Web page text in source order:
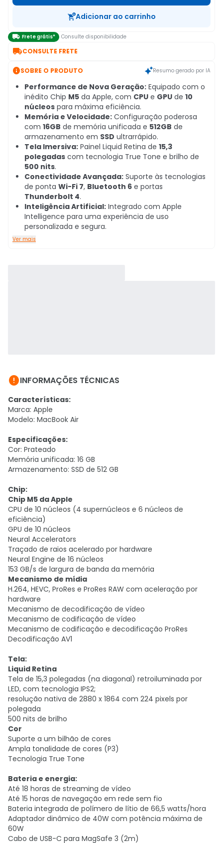
Adicionar ao carrinho
 Frete grátis* Consulte disponibilidade
CONSULTE FRETE
SOBRE O PRODUTO Resumo gerado por IA
Performance de Nova Geração: Equipado com o
inédito Chip M5 da Apple, com CPU e GPU de 10
núcleos para máxima eficiência.
Memória e Velocidade: Configuração poderosa
com 16GB de memória unificada e 512GB de
armazenamento em SSD ultrarrápido.
Tela Imersiva: Painel Liquid Retina de 15,3
polegadas com tecnologia True Tone e brilho de
500 nits.
Conectividade Avançada: Suporte às tecnologias
de ponta Wi-Fi 7, Bluetooth 6 e portas
Thunderbolt 4.
Inteligência Artificial: Integrado com Apple
Intelligence para uma experiência de uso
personalizada e segura.
Ver mais
INFORMAÇÕES TÉCNICAS
Características:
Marca: Apple
Modelo: MacBook Air
Especificações:
Cor: Prateado
Memória unificada: 16 GB
Armazenamento: SSD de 512 GB
Chip:
Chip M5 da Apple
CPU de 10 núcleos (4 supernúcleos e 6 núcleos de
eficiência)
GPU de 10 núcleos
Neural Accelerators
Traçado de raios acelerado por hardware
Neural Engine de 16 núcleos
153 GB/s de largura de banda da memória
Mecanismo de mídia
H.264, HEVC, ProRes e ProRes RAW com aceleração por
hardware
Mecanismo de decodificação de vídeo
Mecanismo de codificação de vídeo
Mecanismo de codificação e decodificação ProRes
Decodificação AV1
Tela:
Liquid Retina
Tela de 15,3 polegadas (na diagonal) retroiluminada por
LED, com tecnologia IPS2;
resolução nativa de 2880 x 1864 com 224 pixels por
polegada
500 nits de brilho
Cor
Suporte a um bilhão de cores
Ampla tonalidade de cores (P3)
Tecnologia True Tone
Bateria e energia:
Até 18 horas de streaming de vídeo
Até 15 horas de navegação em rede sem fio
Bateria integrada de polímero de lítio de 66,5 watts/hora
Adaptador dinâmico de 40W com potência máxima de
60W
Cabo de USB-C para MagSafe 3 (2m)